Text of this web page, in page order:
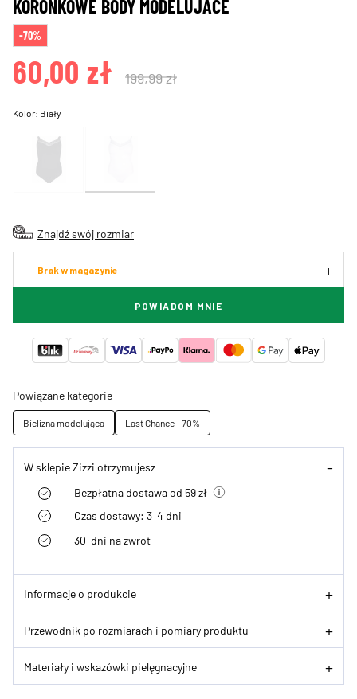
KORONKOWE BODY MODELUJACE
-70%
60,00 zł 199,99 zł
Kolor: Biały
Znajdź swój rozmiar
Brak w magazynie
POWIADOM MNIE
Powiązane kategorie
Bielizna modelująca Last Chance - 70%
W sklepie Zizzi otrzymujesz
Bezpłatna dostawa od 59 zł
Czas dostawy: 3–4 dni
30-dni na zwrot
Informacje o produkcie
Przewodnik po rozmiarach i pomiary produktu
Materiały i wskazówki pielęgnacyjne